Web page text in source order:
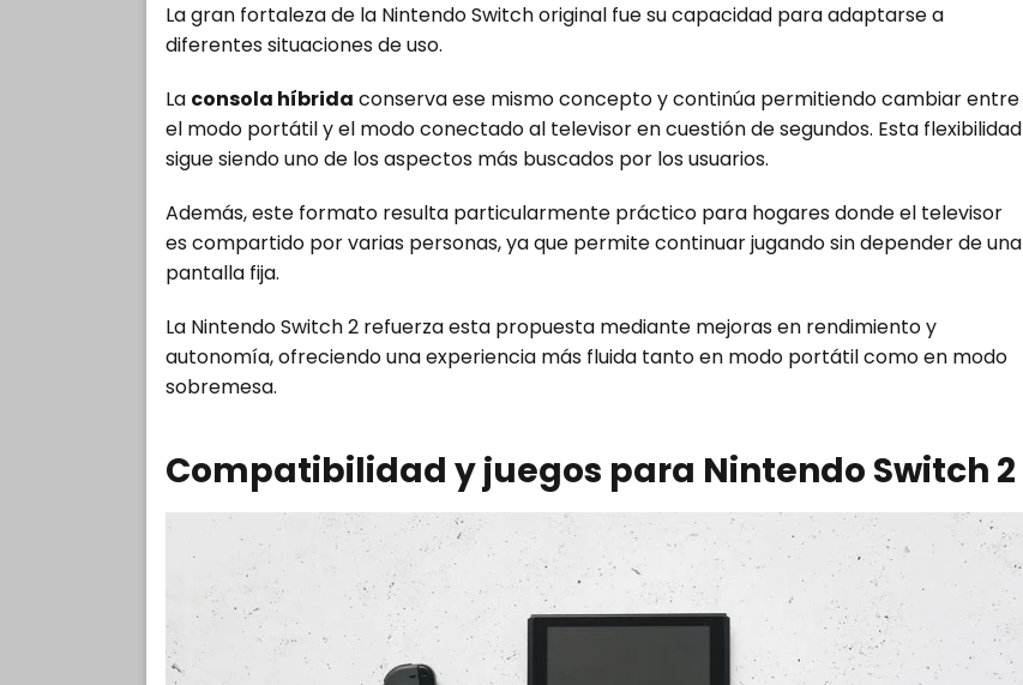
La gran fortaleza de la Nintendo Switch original fue su capacidad para adaptarse a
diferentes situaciones de uso.
La consola híbrida conserva ese mismo concepto y continúa permitiendo cambiar entre
el modo portátil y el modo conectado al televisor en cuestión de segundos. Esta flexibilidad
sigue siendo uno de los aspectos más buscados por los usuarios.
Además, este formato resulta particularmente práctico para hogares donde el televisor
es compartido por varias personas, ya que permite continuar jugando sin depender de una
pantalla fija.
La Nintendo Switch 2 refuerza esta propuesta mediante mejoras en rendimiento y
autonomía, ofreciendo una experiencia más fluida tanto en modo portátil como en modo
sobremesa.
Compatibilidad y juegos para Nintendo Switch 2